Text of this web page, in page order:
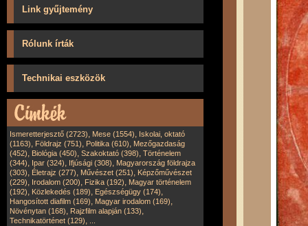
Link gyűjtemény
Rólunk írták
Technikai eszközök
Ismeretterjesztő (2723), Mese (1554), Iskolai, oktató
(1163), Földrajz (751), Politika (610), Mezőgazdaság
(452), Biológia (450), Szakoktató (398), Történelem
(344), Ipar (324), Ifjúsági (308), Magyarország földrajza
(303), Életrajz (277), Művészet (251), Képzőművészet
(229), Irodalom (200), Fizika (192), Magyar történelem
(192), Közlekedés (189), Egészségügy (174),
Hangosított diafilm (169), Magyar irodalom (169),
Növénytan (168), Rajzfilm alapján (133),
Technikatörténet (129),